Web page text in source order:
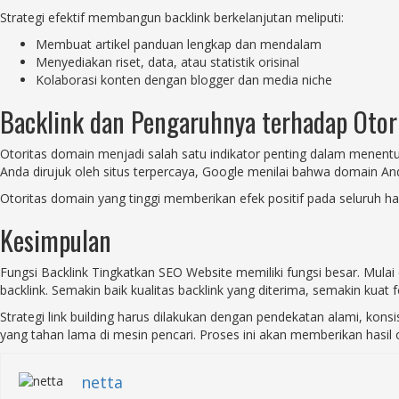
Strategi efektif membangun backlink berkelanjutan meliputi:
Membuat artikel panduan lengkap dan mendalam
Menyediakan riset, data, atau statistik orisinal
Kolaborasi konten dengan blogger dan media niche
Backlink dan Pengaruhnya terhadap
Otoritas domain menjadi salah satu indikator penting dalam
Anda dirujuk oleh situs terpercaya, Google menilai bahwa domain
Otoritas domain yang tinggi memberikan efek positif pada seluruh
Kesimpulan
Fungsi Backlink Tingkatkan SEO Website memiliki fungsi besar.
backlink. Semakin baik kualitas backlink yang diterima, semakin kuat
Strategi link building harus dilakukan dengan pendekatan alami,
yang tahan lama di mesin pencari. Proses ini akan memberikan
netta